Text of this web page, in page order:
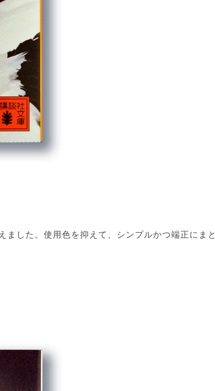
した。使用色を抑えて、シンプルかつ端正にまと